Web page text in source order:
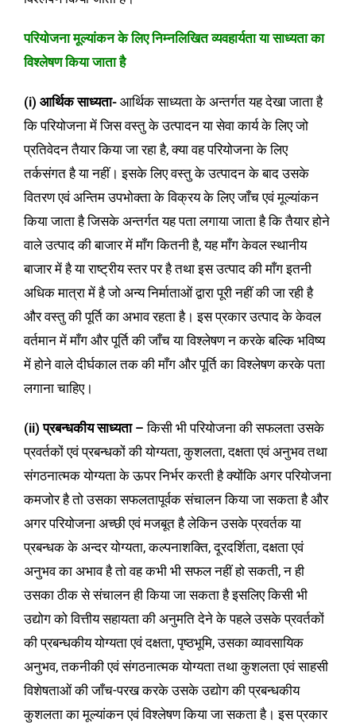
परियोजना मूल्यांकन के लिए निम्नलिखित व्यवहार्यता या साध्यता का
विश्लेषण किया जाता है
(i) आर्थिक साध्यता- आर्थिक साध्यता के अन्तर्गत यह देखा जाता है
कि परियोजना में जिस वस्तु के उत्पादन या सेवा कार्य के लिए जो
प्रतिवेदन तैयार किया जा रहा है, क्या वह परियोजना के लिए
तर्कसंगत है या नहीं। इसके लिए वस्तु के उत्पादन के बाद उसके
वितरण एवं अन्तिम उपभोक्ता के विक्रय के लिए जाँच एवं मूल्यांकन
किया जाता है जिसके अन्तर्गत यह पता लगाया जाता है कि तैयार होने
वाले उत्पाद की बाजार में माँग कितनी है, यह माँग केवल स्थानीय
बाजार में है या राष्ट्रीय स्तर पर है तथा इस उत्पाद की माँग इतनी
अधिक मात्रा में है जो अन्य निर्माताओं द्वारा पूरी नहीं की जा रही है
और वस्तु की पूर्ति का अभाव रहता है। इस प्रकार उत्पाद के केवल
वर्तमान में माँग और पूर्ति की जाँच या विश्लेषण न करके बल्कि भविष्य
में होने वाले दीर्घकाल तक की माँग और पूर्ति का विश्लेषण करके पता
लगाना चाहिए।
(ii) प्रबन्धकीय साध्यता – किसी भी परियोजना की सफलता उसके
प्रवर्तकों एवं प्रबन्धकों की योग्यता, कुशलता, दक्षता एवं अनुभव तथा
संगठनात्मक योग्यता के ऊपर निर्भर करती है क्योंकि अगर परियोजना
कमजोर है तो उसका सफलतापूर्वक संचालन किया जा सकता है और
अगर परियोजना अच्छी एवं मजबूत है लेकिन उसके प्रवर्तक या
प्रबन्धक के अन्दर योग्यता, कल्पनाशक्ति, दूरदर्शिता, दक्षता एवं
अनुभव का अभाव है तो वह कभी भी सफल नहीं हो सकती, न ही
उसका ठीक से संचालन ही किया जा सकता है इसलिए किसी भी
उद्योग को वित्तीय सहायता की अनुमति देने के पहले उसके प्रवर्तकों
की प्रबन्धकीय योग्यता एवं दक्षता, पृष्ठभूमि, उसका व्यावसायिक
अनुभव, तकनीकी एवं संगठनात्मक योग्यता तथा कुशलता एवं साहसी
विशेषताओं की जाँच-परख करके उसके उद्योग की प्रबन्धकीय
कुशलता का मूल्यांकन एवं विश्लेषण किया जा सकता है। इस प्रकार